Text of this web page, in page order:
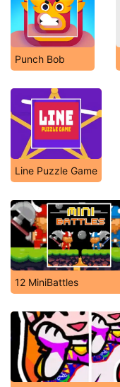
Punch Bob
Line Puzzle Game
12 MiniBattles